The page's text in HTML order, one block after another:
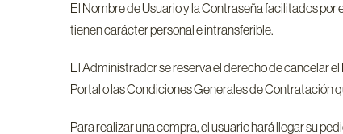
El Nombre de Usuario y la Contraseña facilitados
tienen carácter personal e intransferible.
El Administrador se reserva el derecho de cancelar
Portal o las Condiciones Generales de Contratación
Para realizar una compra, el usuario hará llegar su